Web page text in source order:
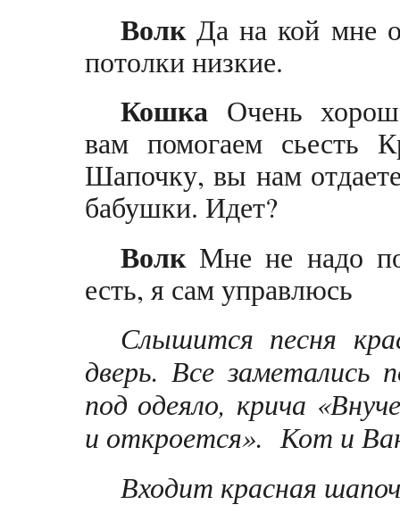
ВолкДа на кой мне
потолки низкие.
Кошка Очень
вам помогаем сьесть
Шапочку, вы нам
бабушки. Идет?
ВолкМне не надо
есть, я сам управлюсь
Слышится песня
дверь. Все заметались
под одеяло, крича
и откроется». Кот и
Входит красная